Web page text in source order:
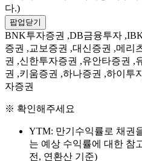
다.)
팝업닫기
BNK투자증권 ,DB금융투자
증권 ,교보증권 ,대신증권 ,메리
권 ,신한투자증권 ,유안타증권 ,
권 ,키움증권 ,하나증권 ,하이투
자증권
※ 확인해주세요
YTM: 만기수익률로 채권
는 예상 수익률에 대한 참
전, 연환산 기준)